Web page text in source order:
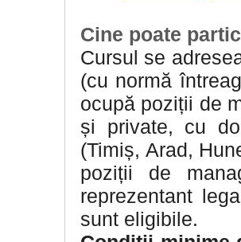
Cine poate
Cursul se
(cu normă
ocupă poziții de
și private,
cu
(Timiș, Arad,
poziții
de
reprezentant
sunt eligibile.